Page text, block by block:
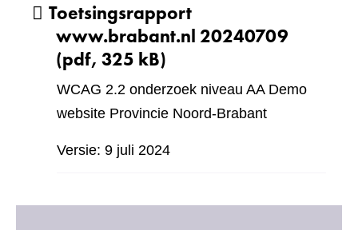
Toetsingsrapport
www.brabant.nl 20240709
(pdf, 325 kB)
WCAG 2.2 onderzoek niveau AA Demo
website Provincie Noord-Brabant
Versie: 9 juli 2024